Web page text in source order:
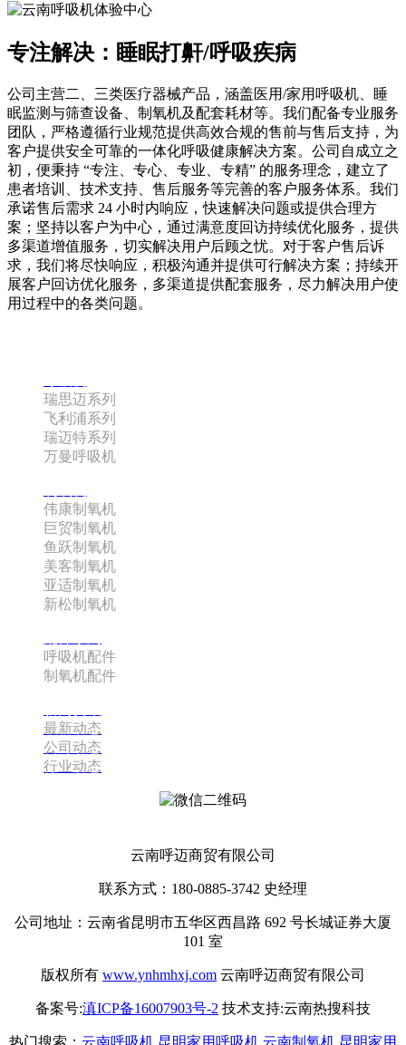
专注解决：睡眠打鼾/呼吸疾病
公司主营二、三类医疗器械产品，涵盖医用/家用呼吸机、睡
眠监测与筛查设备、制氧机及配套耗材等。我们配备专业服务
团队，严格遵循行业规范提供高效合规的售前与售后支持，为
客户提供安全可靠的一体化呼吸健康解决方案。公司自成立之
初，便秉持 “专注、专心、专业、专精” 的服务理念，建立了
患者培训、技术支持、售后服务等完善的客户服务体系。我们
承诺售后需求 24 小时内响应，快速解决问题或提供合理方
案；坚持以客户为中心，通过满意度回访持续优化服务，提供
多渠道增值服务，切实解决用户后顾之忧。对于客户售后诉
求，我们将尽快响应，积极沟通并提供可行解决方案；持续开
展客户回访优化服务，多渠道提供配套服务，尽力解决用户使
用过程中的各类问题。
瑞思迈系列
飞利浦系列
瑞迈特系列
万曼呼吸机
伟康制氧机
巨贸制氧机
鱼跃制氧机
美客制氧机
亚适制氧机
新松制氧机
呼吸机配件
制氧机配件
最新动态
公司动态
行业动态
云南呼迈商贸有限公司
联系方式：180-0885-3742 史经理
公司地址：云南省昆明市五华区西昌路 692 号长城证券大厦
101 室
版权所有 www.ynhmhxj.com 云南呼迈商贸有限公司
备案号:滇ICP备16007903号-2 技术支持:云南热搜科技